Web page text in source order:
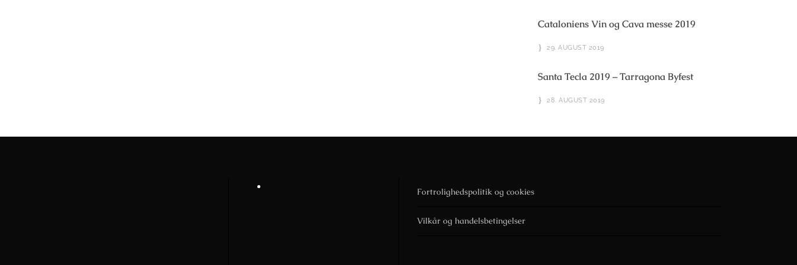
Cataloniens Vin og Cava messe 2019
29. AUGUST 2019
Santa Tecla 2019 – Tarragona Byfest
28. AUGUST 2019
Fortrolighedspolitik og cookies
Vilkår og handelsbetingelser